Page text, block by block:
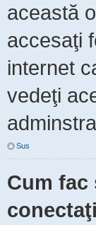
această
accesaţi
internet
vedeţi
Sus
Cum